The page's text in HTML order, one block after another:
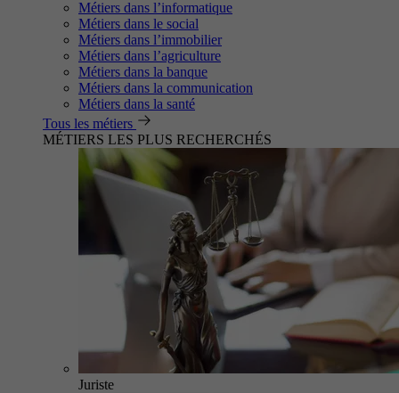
Métiers dans l’informatique
Métiers dans le social
Métiers dans l’immobilier
Métiers dans l’agriculture
Métiers dans la banque
Métiers dans la communication
Métiers dans la santé
Tous les métiers
MÉTIERS LES PLUS RECHERCHÉS
Juriste